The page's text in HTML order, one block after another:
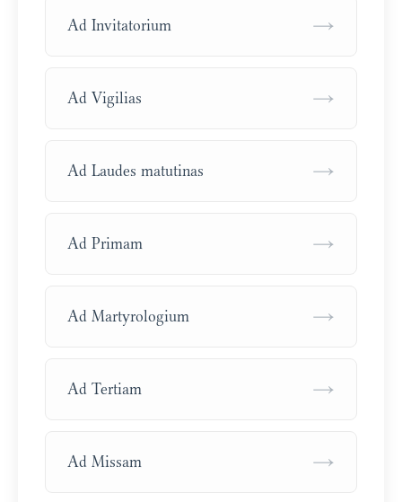
Ad Invitatorium →
Ad Vigilias →
Ad Laudes matutinas →
Ad Primam →
Ad Martyrologium →
Ad Tertiam →
Ad Missam →